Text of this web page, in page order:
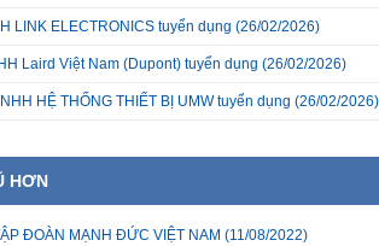
LINK ELECTRONICS tuyển dụng (26/02/2026)
Laird Việt Nam (Dupont) tuyển dụng (26/02/2026)
HỆ THỐNG THIẾT BỊ UMW tuyển dụng (26/02/2026)
HƠN
ĐOÀN MẠNH ĐỨC VIỆT NAM (11/08/2022)